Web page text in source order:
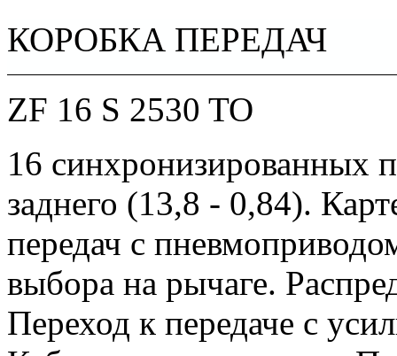
КОРОБКА ПЕРЕДАЧ
ZF 16 S 2530 TO
16 синхронизированных
заднего (13,8 - 0,84).
передач с
выбора на рычаге.
Переход к передаче с